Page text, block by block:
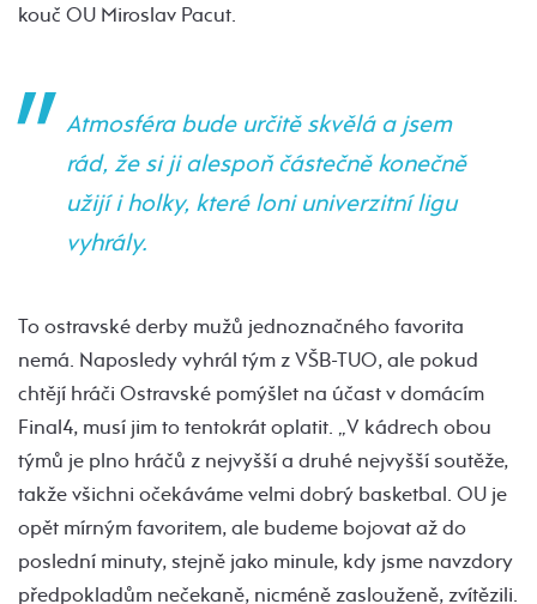
kouč OU Miroslav Pacut.
Atmosféra bude určitě skvělá a jsem
rád, že si ji alespoň částečně konečně
užijí i holky, které loni univerzitní ligu
vyhrály.
To ostravské derby mužů jednoznačného favorita
nemá. Naposledy vyhrál tým z VŠB-TUO, ale pokud
chtějí hráči Ostravské pomýšlet na účast v domácím
Final4, musí jim to tentokrát oplatit. „V kádrech obou
týmů je plno hráčů z nejvyšší a druhé nejvyšší soutěže,
takže všichni očekáváme velmi dobrý basketbal. OU je
opět mírným favoritem, ale budeme bojovat až do
poslední minuty, stejně jako minule, kdy jsme navzdory
předpokladům nečekaně, nicméně zaslouženě, zvítězili.